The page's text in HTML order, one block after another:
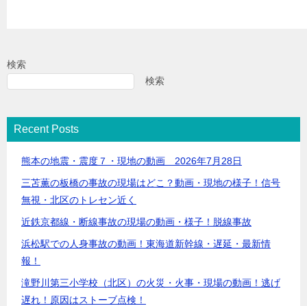
検索
検索
Recent Posts
熊本の地震・震度７・現地の動画 2026年7月28日
三苫薫の板橋の事故の現場はどこ？動画・現地の様子！信号
無視・北区のトレセン近く
近鉄京都線・断線事故の現場の動画・様子！脱線事故
浜松駅での人身事故の動画！東海道新幹線・遅延・最新情
報！
滝野川第三小学校（北区）の火災・火事・現場の動画！逃げ
遅れ！原因はストーブ点検！